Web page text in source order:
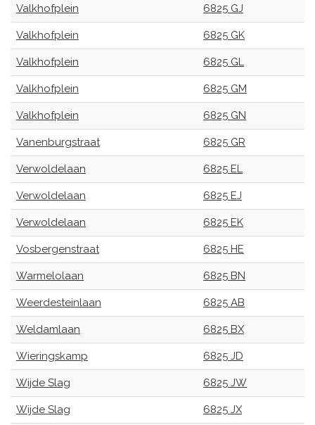
Valkhofplein 6825 GJ
Valkhofplein 6825 GK
Valkhofplein 6825 GL
Valkhofplein 6825 GM
Valkhofplein 6825 GN
Vanenburgstraat 6825 GR
Verwoldelaan 6825 EL
Verwoldelaan 6825 EJ
Verwoldelaan 6825 EK
Vosbergenstraat 6825 HE
Warmelolaan 6825 BN
Weerdesteinlaan 6825 AB
Weldamlaan 6825 BX
Wieringskamp 6825 JD
Wijde Slag 6825 JW
Wijde Slag 6825 JX